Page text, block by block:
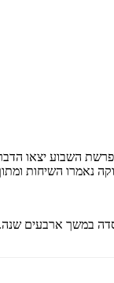
השבוע יצאו
השיחות